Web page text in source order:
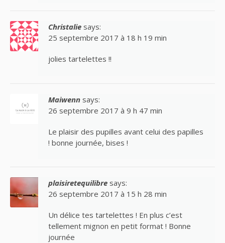
Christalie says:
25 septembre 2017 à 18 h 19 min
jolies tartelettes !!
Maiwenn says:
26 septembre 2017 à 9 h 47 min
Le plaisir des pupilles avant celui des papilles
! bonne journée, bises !
plaisiretequilibre says:
26 septembre 2017 à 15 h 28 min
Un délice tes tartelettes ! En plus c’est
tellement mignon en petit format ! Bonne
journée